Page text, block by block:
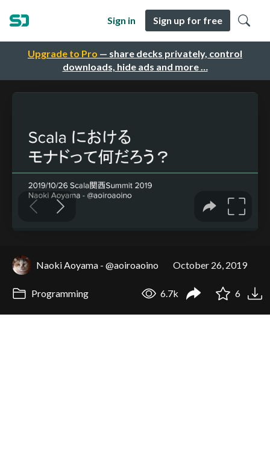
Upgrade to Pro — share decks privately, control
downloads, hide ads and more …
Sign in Sign up for free
Naoki Aoyama - @aoiroaoino October 26, 2019
Programming 6.7k 6